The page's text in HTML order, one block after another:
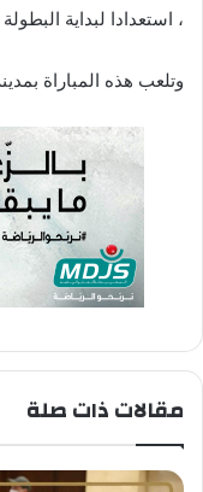
ا
، استعدادا لبداية
وتلعب هذه المباراة
مقالات ذات صلة